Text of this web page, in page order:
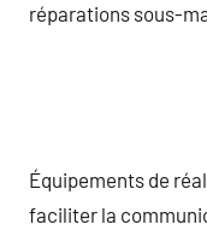
réparations sous-
Équipements de
faciliter la